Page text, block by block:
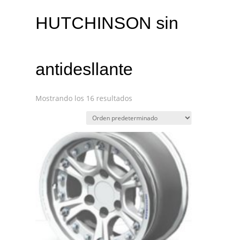
HUTCHINSON sin
antidesllante
Mostrando los 16 resultados